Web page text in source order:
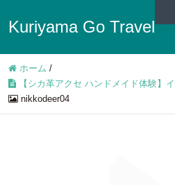
Kuriyama Go Travel
ホーム /
【シカ革アクセ ハンドメイド体験】
nikkodeer04